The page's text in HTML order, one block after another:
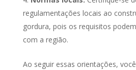
regulamentações locais ao
gordura, pois os requisitos
com a região.
Ao seguir essas orientações,